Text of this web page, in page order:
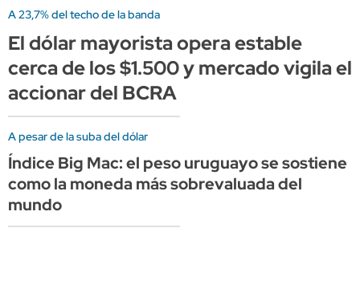
A 23,7% del techo de la banda
El dólar mayorista opera estable
cerca de los $1.500 y mercado vigila el
accionar del BCRA
A pesar de la suba del dólar
Índice Big Mac: el peso uruguayo se sostiene
como la moneda más sobrevaluada del
mundo